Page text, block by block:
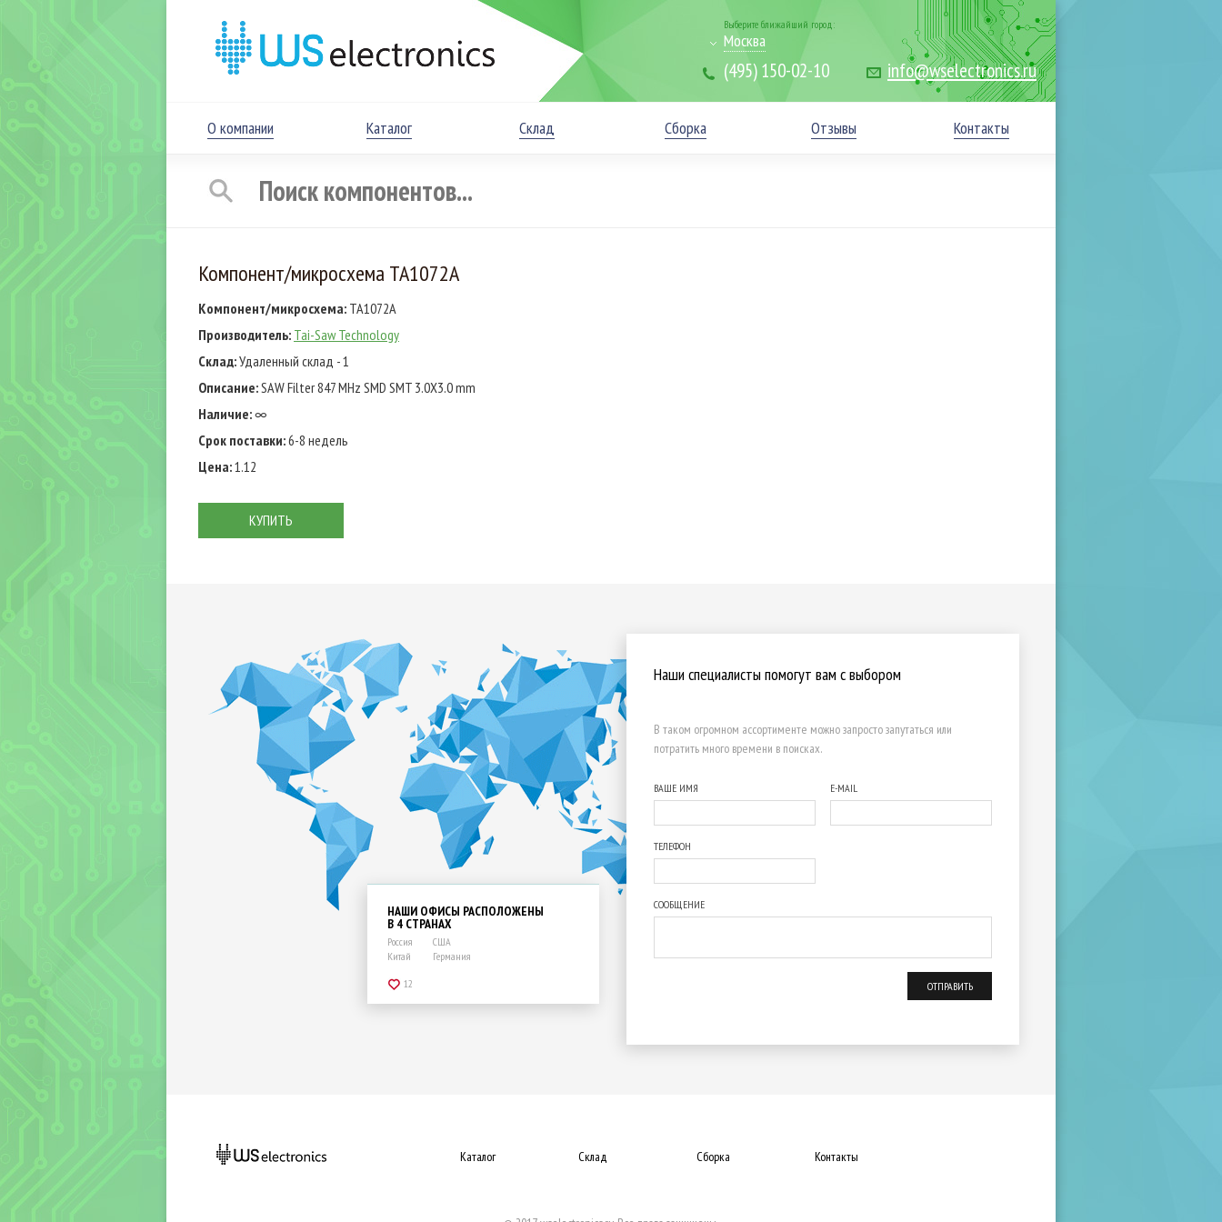
Выберите ближайший город:
Москва
(495) 150-02-10 info@wselectronics.ru
О компании Каталог Склад Сборка Отзывы Контакты
Компонент/микросхема TA1072A
Компонент/микросхема: TA1072A
Производитель: Tai-Saw Technology
Склад:Удаленный склад - 1
Описание:SAW Filter 847 MHz SMD SMT 3.0X3.0 mm
Наличие:∞
Срок поставки:6-8 недель
Цена:1.12
КУПИТЬ
НАШИ ОФИСЫ РАСПОЛОЖЕНЫ
В 4 СТРАНАХ
Россия
Китай
США
Германия
12
Наши специалисты помогут вам с выбором
В таком огромном ассортименте можно запросто запутаться или
потратить много времени в поисках.
ВАШЕ ИМЯ E-MAIL
ТЕЛЕФОН
СООБЩЕНИЕ
Каталог Склад Сборка Контакты